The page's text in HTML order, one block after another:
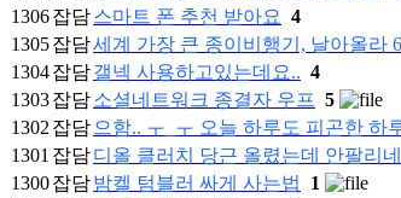
1306잡담스마트 폰 추천 받아요 4
1305잡담세계 가장 큰 종이비행기, 날아올라
1304잡담갤넥 사용하고있는데요.. 4
1303잡담소셜네트워크 종결자 우프 5
1302 잡담 으함.. ㅜ_ㅜ 오늘 하루도 피곤한 하
1301 잡담디올 클러치 당근 올렸는데 안팔리
1300잡담밤켈 텀블러 싸게 사는법 1